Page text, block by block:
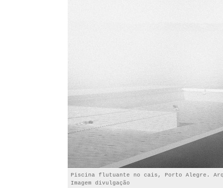
Piscina flutuante no cais, Porto Alegre.
Imagem divulgação